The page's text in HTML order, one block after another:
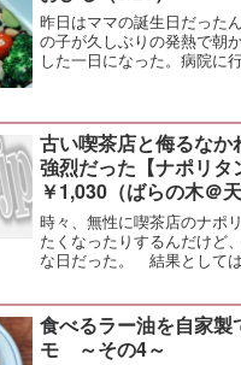
昨日はママの誕生日だった
の子が久しぶりの発熱で朝
した一日になった。病院に
ーに行って、ゼリーやヨー
込んで。でも、発熱と頭痛
欲も無い上の子が食べたが
古い喫茶店と侮るなか
強烈だった【ナポリタ
￥1,030（ばらの木＠
時々、無性に喫茶店のナポ
たくなったりするんだけど
な日だった。 結果として
後数ヶ月はナポリタン絶ち
思わせる結果となったのだ
子供もナポリタンが好きな
米の代わりにナポリタン満
食べるラー油を自家製
モ ～その4～